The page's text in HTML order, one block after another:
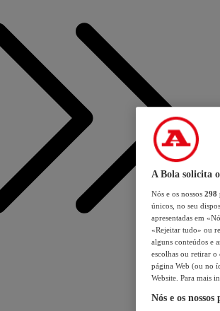
A Bola solicita
Nós e os nossos 298
únicos, no seu
apresentadas em
«Rejeitar tudo» ou
alguns conteúdos e
escolhas ou retirar
página Web (ou no
Website. Para mais
Nós e os